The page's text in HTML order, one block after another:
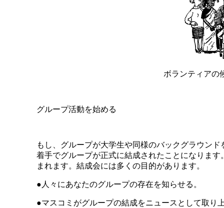
ボランティアの
グループ活動を始める
もし、グループが大学生や同様のバックグラウン
着手でグループが正式に結成されたことになりま
まれます。結成会には多くの目的があります。
●人々にあなたのグループの存在を知らせる。
●マスコミがグループの結成をニュースとして取り